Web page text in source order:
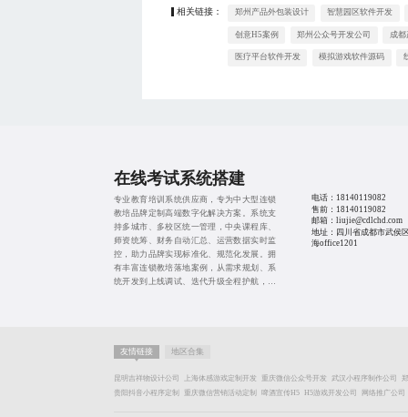
相关链接： 郑州产品外包装设计 智慧园区软件开发
创意H5案例 郑州公众号开发公司 成
医疗平台软件开发 模拟游戏软件源码
在线考试系统搭建
专业教育培训系统供应商，专为中大型连锁
教培品牌定制高端数字化解决方案。系统支
持多城市、多校区统一管理，中央课程库、
师资统筹、财务自动汇总、运营数据实时监
控，助力品牌实现标准化、规范化发展。拥
有丰富连锁教培落地案例，从需求规划、系
统开发到上线调试、迭代升级全程护航，赋
电话： 18140119082
售前： 18140119082
邮箱：liujie@cdlchd.com
地址：四川省成都市武侯
海office1201
友情链接 地区合集
昆明吉祥物设计公司 上海体感游戏定制开发 重庆微信公众号开发 武汉小程序制作公司
贵阳抖音小程序定制
重庆微信营销活动定制 啤酒宣传H5 H5游戏开发公司 网络推广公司